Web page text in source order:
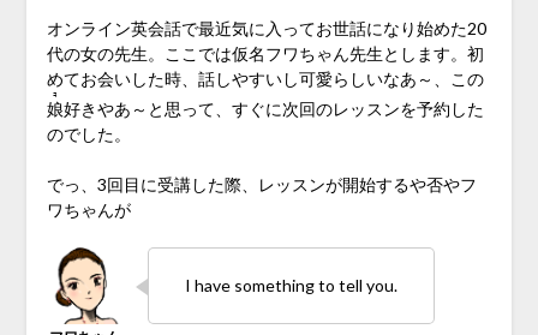
オンライン英会話で最近気に入ってお世話になり始めた20
代の女の先生。ここでは仮名フワちゃん先生とします。初
めてお会いした時、話しやすいし可愛らしいなあ～、この
娘
ｺ
好きやあ～と思って、すぐに次回のレッスンを予約した
のでした。
でっ、3回目に受講した際、レッスンが開始するや否やフ
ワちゃんが
I have something to tell you.